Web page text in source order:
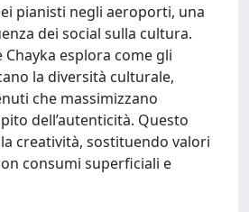
pianisti negli aeroporti, una
dei social sulla cultura.
Chayka esplora come gli
la diversità culturale,
che massimizzano
dell’autenticità. Questo
creatività, sostituendo valori
consumi superficiali e